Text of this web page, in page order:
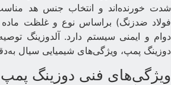
فولاد ضدزنگ) براساس نوع و غلظت ماده
دوام و ایمنی سیستم دارد. آلدوزینگ
دوزینگ پمپ، ویژگی‌های شیمیایی سیال
ویژگی‌های فنی دوزینگ